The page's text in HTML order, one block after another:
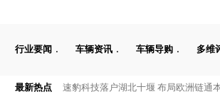
行业要闻 车辆资讯 车辆导购 多维
最新热点 叠加六重大礼！全新一代天工08 670